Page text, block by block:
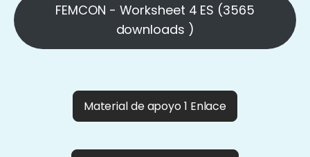
FEMCON - Worksheet 4 ES (3565
downloads )
Material de apoyo 1 Enlace